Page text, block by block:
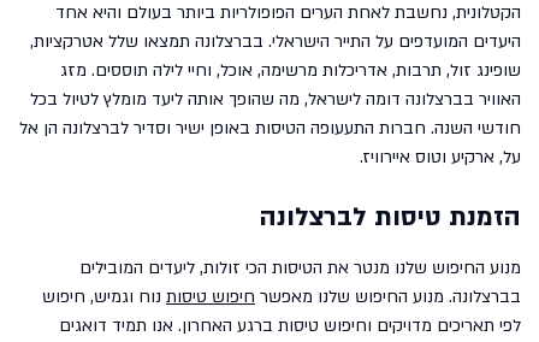
הקטלונית, נחשבת לאחת הערים הפופולריות ביותר בעולם והיא אחד
היעדים המועדפים על התייר הישראלי. בברצלונה תמצאו שלל אטרקציות,
שופינג זול, תרבות, אדריכלות מרשימה, אוכל, וחיי לילה תוססים. מזג
האוויר בברצלונה דומה לישראל, מה שהופך אותה ליעד מומלץ לטיול בכל
חודשי השנה. חברות התעעופה הטיסות באופן ישיר וסדיר לברצלונה הן אל
על, ארקיע וטוס איירוויז.
הזמנת טיסות לברצלונה
מנוע החיפוש שלנו מנטר את הטיסות הכי זולות, ליעדים המובילים
בברצלונה. מנוע החיפוש שלנו מאפשר חיפוש טיסות נוח וגמיש, חיפוש
לפי תאריכים מדויקים וחיפוש טיסות ברגע האחרון. אנו תמיד דואגים